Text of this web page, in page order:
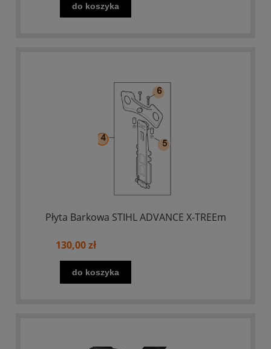
do koszyka
Płyta Barkowa STIHL ADVANCE X-TREEm
130,00 zł
do koszyka